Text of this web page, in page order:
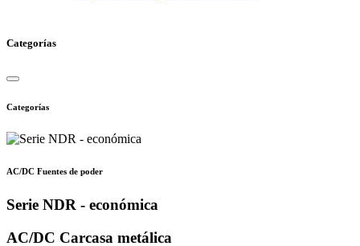
Categorías
Categorías
AC/DC Fuentes de poder
Serie NDR - económica
AC/DC Carcasa metálica